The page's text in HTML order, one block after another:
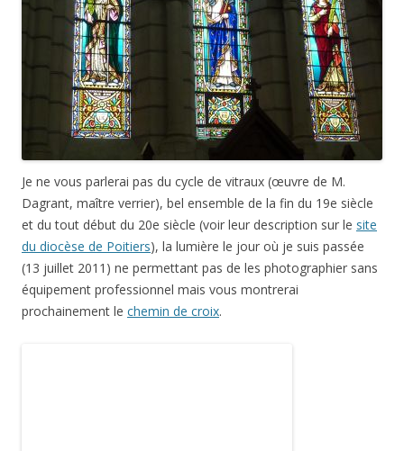
Je ne vous parlerai pas du cycle de vitraux (œuvre de M.
Dagrant, maître verrier), bel ensemble de la fin du 19e siècle
et du tout début du 20e siècle (voir leur description sur le site
du diocèse de Poitiers), la lumière le jour où je suis passée
(13 juillet 2011) ne permettant pas de les photographier sans
équipement professionnel mais vous montrerai
prochainement le chemin de croix.